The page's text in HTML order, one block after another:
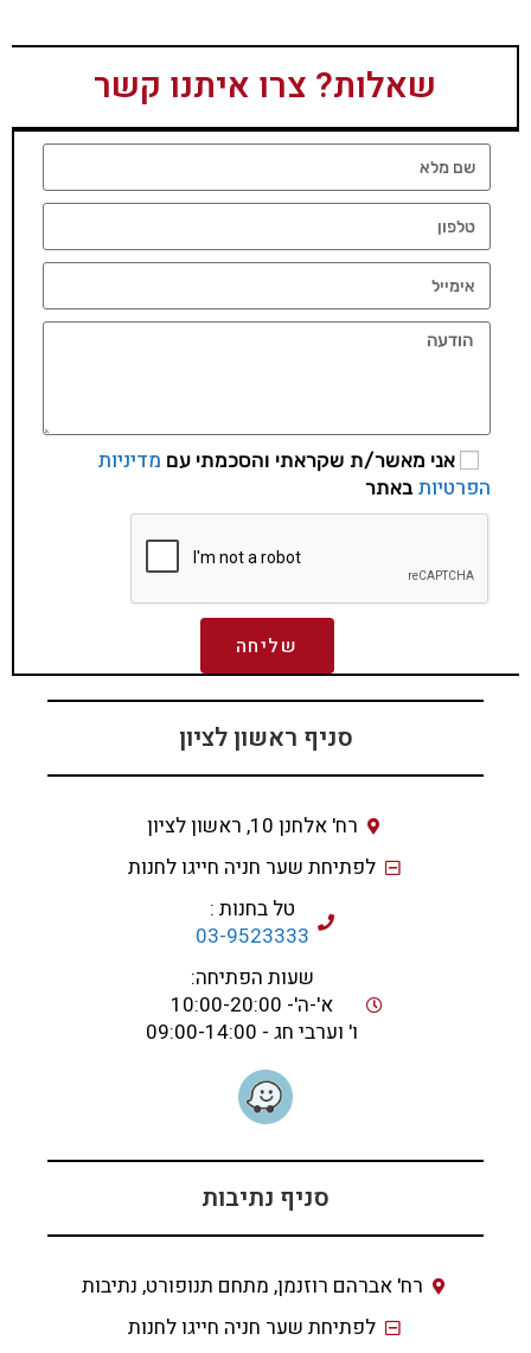
שאלות? צרו איתנו קשר
אני מאשר/ת שקראתי והסכמתי עם מדיניות
הפרטיות באתר
שליחה
סניף ראשון לציון
רח' אלחנן 10, ראשון לציון
לפתיחת שער חניה חייגו לחנות
טל בחנות :
03-9523333
שעות הפתיחה:
א'-ה'- 10:00-20:00
ו' וערבי חג - 09:00-14:00
סניף נתיבות
רח' אברהם רוזנמן, מתחם תנופורט, נתיבות
לפתיחת שער חניה חייגו לחנות